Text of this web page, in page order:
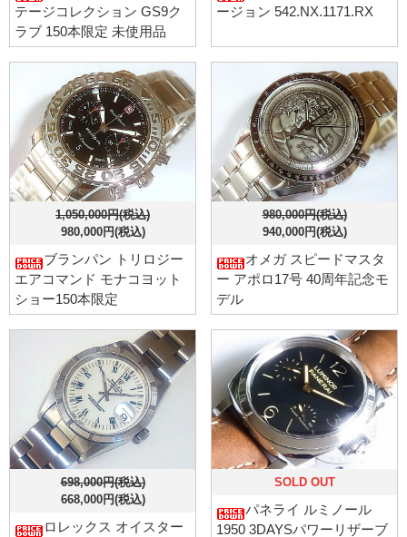
テージコレクション GS9ク
ラブ 150本限定 未使用品
ージョン 542.NX.1171.RX
1,050,000円(税込)
980,000円(税込)
ブランパン トリロジー
エアコマンド モナコヨット
ショー150本限定
980,000円(税込)
940,000円(税込)
オメガ スピードマスタ
ー アポロ17号 40周年記念モ
デル
698,000円(税込)
668,000円(税込)
ロレックス オイスター
SOLD OUT
パネライ ルミノール
1950 3DAYSパワーリザーブ